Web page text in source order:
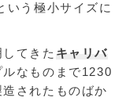
う極小サイズに
てきた キャリバ
なものまで1230
されたものばか